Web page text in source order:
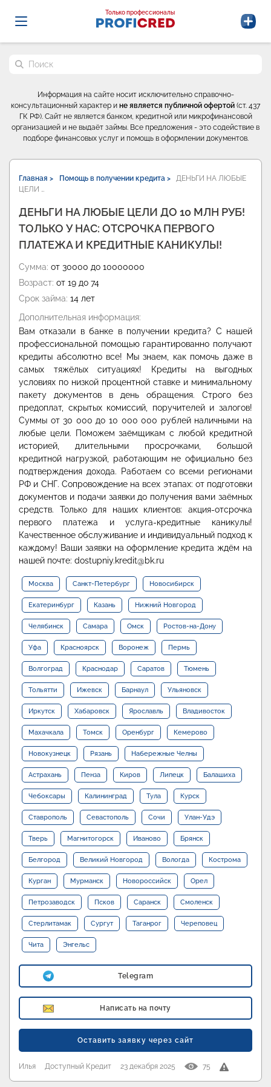
Probrokery - Только профессионалы
Только профессионалы
Поиск по сайту
Информация на сайте носит исключительно справочно-
консультационный характер и не является публичной офертой (ст. 437
ГК РФ). Сайт не является банком, кредитной или микрофинансовой
организацией и не выдаёт займы. Все предложения - это содействие в
подборе финансовых услуг и помощь в оформлении документов.
Главная > Помощь в получении кредита >
ДЕНЬГИ НА ЛЮБЫЕ
ЦЕЛИ …
ДЕНЬГИ НА ЛЮБЫЕ ЦЕЛИ ДО 10 МЛН РУБ!
ТОЛЬКО У НАС: ОТСРОЧКА ПЕРВОГО
ПЛАТЕЖА И КРЕДИТНЫЕ КАНИКУЛЫ!
Сумма: от 30000 до 10000000
Возраст: от 19 до 74
Срок займа: 14 лет
Дополнительная информация:
Вам отказали в банке в получении кредита? С нашей
профессиональной помощью гарантированно получают
кредиты абсолютно все! Мы знаем, как помочь даже в
самых тяжёлых ситуациях! Кредиты на выгодных
условиях по низкой процентной ставке и минимальному
пакету документов в день обращения. Строго без
предоплат, скрытых комиссий, поручителей и залогов!
Суммы от 30 000 до 10 000 000 рублей наличными на
любые цели. Поможем заёмщикам с любой кредитной
историей, длительными просрочками, большой
кредитной нагрузкой, работающим не официально без
подтверждения дохода. Работаем со всеми регионами
РФ и СНГ. Сопровождение на всех этапах: от подготовки
документов и подачи заявки до получения вами заёмных
средств. Только для наших клиентов: акция-отсрочка
первого платежа и услуга-кредитные каникулы!
Качественное обслуживание и индивидуальный подход к
каждому! Ваши заявки на оформление кредита ждём на
нашей почте: dostupniy.kredit@bk.ru
Москва Санкт-Петербург Новосибирск
Екатеринбург Казань Нижний Новгород
Челябинск Самара Омск Ростов-на-Дону
Уфа Красноярск Воронеж Пермь
Волгоград Краснодар Саратов Тюмень
Тольятти Ижевск Барнаул Ульяновск
Иркутск Хабаровск Ярославль Владивосток
Махачкала Томск Оренбург Кемерово
Новокузнецк Рязань Набережные Челны
Астрахань Пенза Киров Липецк Балашиха
Чебоксары Калининград Тула Курск
Ставрополь Севастополь Сочи Улан-Удэ
Тверь Магнитогорск Иваново Брянск
Белгород Великий Новгород Вологда Кострома
Курган Мурманск Новороссийск Орел
Петрозаводск Псков Саранск Смоленск
Стерлитамак Сургут Таганрог Череповец
Чита Энгельс
Telegram
Написать на почту
Оставить заявку через сайт
Илья Доступный Кредит 23 декабря 2025 75